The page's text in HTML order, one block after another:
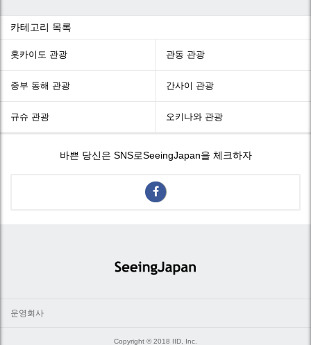
카테고리 목록
홋카이도 관광 관동 관광
중부 동해 관광 간사이 관광
규슈 관광 오키나와 관광
바쁜 당신은 SNS로SeeingJapan을 체크하자
운영회사
Copyright © 2018 IID, Inc.